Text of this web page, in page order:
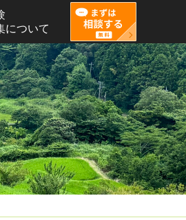
について